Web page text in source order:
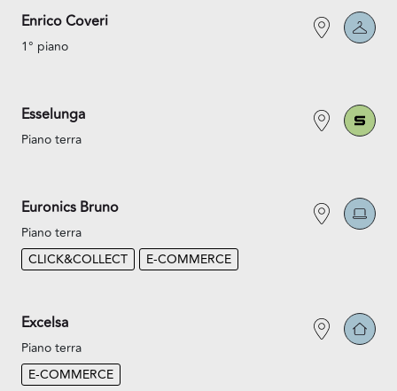
Enrico Coveri
1° piano
Esselunga
Piano terra
Euronics Bruno
Piano terra
CLICK&COLLECT
E-COMMERCE
Excelsa
Piano terra
E-COMMERCE